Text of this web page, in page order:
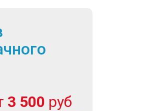
3 500 руб